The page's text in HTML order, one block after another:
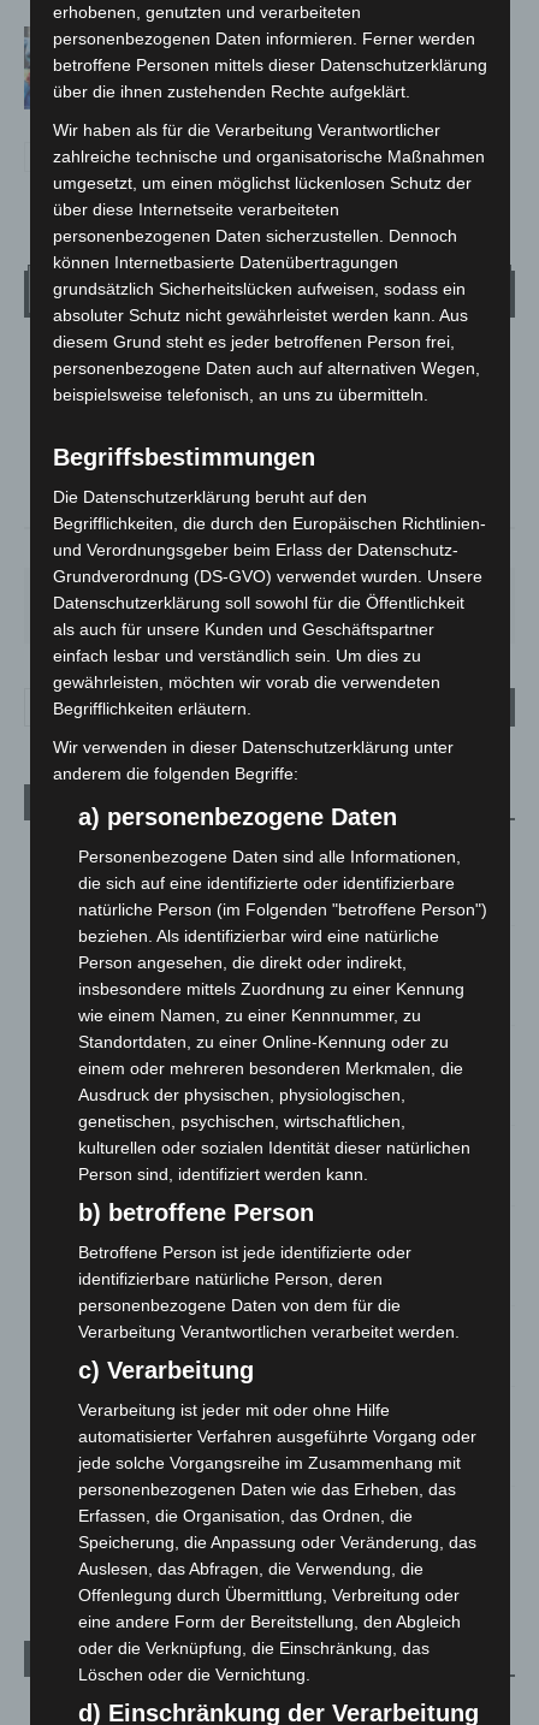
Maker Faire Hannover 2026 bringt
Technik-Wissen auf die Bühne
Wetter
LANGENHAGEN
Klarer Himmel
13.7°
83% 3.2m/s 8%
21° 26° 32°
MO.
30° 23
Aktuelle Beiträge
Brand im „Haus der Begegnung“ in Neuwarmbüchen schnell
eingedämmt
6. August 2026
Region Hannover: 21 neue Notfallsanitäter starten beim
Roten Kreuz
5. August 2026
Mann läuft mit Hockeyschläger über A7 – Polizei sucht
Zeugen
5. August 2026
Celle: Mensch stirbt bei Bagger-Unfall auf Baustelle
5. August 2026
Gasleitung bei McDonald’s-Umbau in Langenhagen
beschädigt
5. August 2026
Anklage nach Abschaltung von „Archetyp Market“ erhoben
3. August 2026
Hannover: Polizei stoppt 166 Trunkenheitsfahrten bei
Großkontrolle
2. August 2026
Hannover Klassik Open Air 2026: Französische Oper im
Maschpark
2. August 2026
Kategorien
Blaulicht 2.798
erhobenen, genutzten und verarbeiteten
personenbezogenen Daten informieren. Ferner werden
betroffene Personen mittels dieser Datenschutzerklärung
über die ihnen zustehenden Rechte aufgeklärt.
Wir haben als für die Verarbeitung Verantwortlicher
zahlreiche technische und organisatorische Maßnahmen
umgesetzt, um einen möglichst lückenlosen Schutz der
über diese Internetseite verarbeiteten
personenbezogenen Daten sicherzustellen. Dennoch
können Internetbasierte Datenübertragungen
grundsätzlich Sicherheitslücken aufweisen, sodass ein
absoluter Schutz nicht gewährleistet werden kann. Aus
diesem Grund steht es jeder betroffenen Person frei,
personenbezogene Daten auch auf alternativen Wegen,
beispielsweise telefonisch, an uns zu übermitteln.
Begriffsbestimmungen
Die Datenschutzerklärung beruht auf den
Begrifflichkeiten, die durch den Europäischen Richtlinien-
und Verordnungsgeber beim Erlass der Datenschutz-
Grundverordnung (DS-GVO) verwendet wurden. Unsere
Datenschutzerklärung soll sowohl für die Öffentlichkeit
als auch für unsere Kunden und Geschäftspartner
einfach lesbar und verständlich sein. Um dies zu
gewährleisten, möchten wir vorab die verwendeten
Begrifflichkeiten erläutern.
Wir verwenden in dieser Datenschutzerklärung unter
anderem die folgenden Begriffe:
a) personenbezogene Daten
Personenbezogene Daten sind alle Informationen,
die sich auf eine identifizierte oder identifizierbare
natürliche Person (im Folgenden "betroffene Person")
beziehen. Als identifizierbar wird eine natürliche
Person angesehen, die direkt oder indirekt,
insbesondere mittels Zuordnung zu einer Kennung
wie einem Namen, zu einer Kennnummer, zu
Standortdaten, zu einer Online-Kennung oder zu
einem oder mehreren besonderen Merkmalen, die
Ausdruck der physischen, physiologischen,
genetischen, psychischen, wirtschaftlichen,
kulturellen oder sozialen Identität dieser natürlichen
Person sind, identifiziert werden kann.
b) betroffene Person
Betroffene Person ist jede identifizierte oder
identifizierbare natürliche Person, deren
personenbezogene Daten von dem für die
Verarbeitung Verantwortlichen verarbeitet werden.
c) Verarbeitung
Verarbeitung ist jeder mit oder ohne Hilfe
automatisierter Verfahren ausgeführte Vorgang oder
jede solche Vorgangsreihe im Zusammenhang mit
personenbezogenen Daten wie das Erheben, das
Erfassen, die Organisation, das Ordnen, die
Speicherung, die Anpassung oder Veränderung, das
Auslesen, das Abfragen, die Verwendung, die
Offenlegung durch Übermittlung, Verbreitung oder
eine andere Form der Bereitstellung, den Abgleich
oder die Verknüpfung, die Einschränkung, das
Löschen oder die Vernichtung.
d) Einschränkung der Verarbeitung